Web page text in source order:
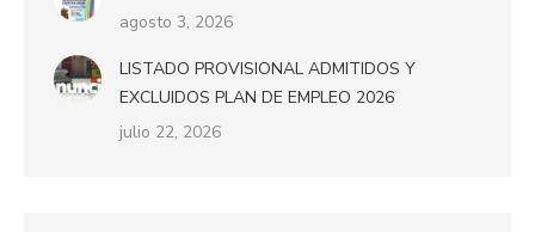
agosto 3, 2026
LISTADO PROVISIONAL ADMITIDOS Y
EXCLUIDOS PLAN DE EMPLEO 2026
julio 22, 2026